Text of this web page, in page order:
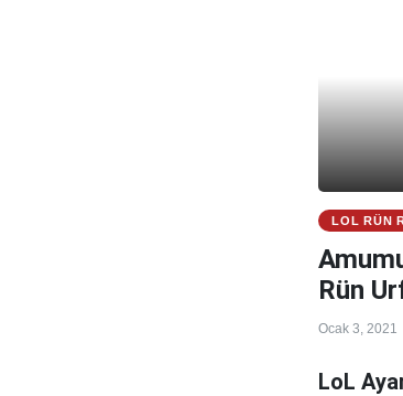
LOL RÜN
Rün
Ocak 3, 2021
LoL